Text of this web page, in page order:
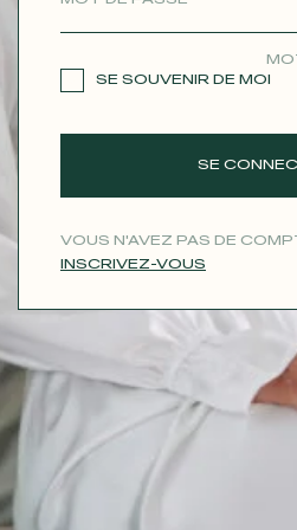
SE SOUVENIR DE MOI
SE
VOUS N'AVEZ PAS DE
INSCRIVEZ-VOUS